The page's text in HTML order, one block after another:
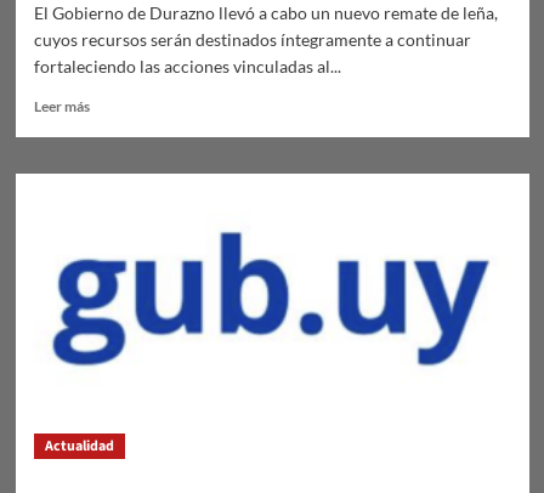
El Gobierno de Durazno llevó a cabo un nuevo remate de leña,
cuyos recursos serán destinados íntegramente a continuar
fortaleciendo las acciones vinculadas al...
Leer másLeer
Remate
Actualidad